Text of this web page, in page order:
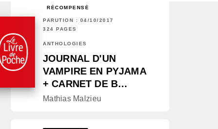
RÉCOMPENSÉ
PARUTION : 04/10/2017
324 PAGES
ANTHOLOGIES
JOURNAL D'UN
VAMPIRE EN PYJAMA
+ CARNET DE B…
Mathias Malzieu